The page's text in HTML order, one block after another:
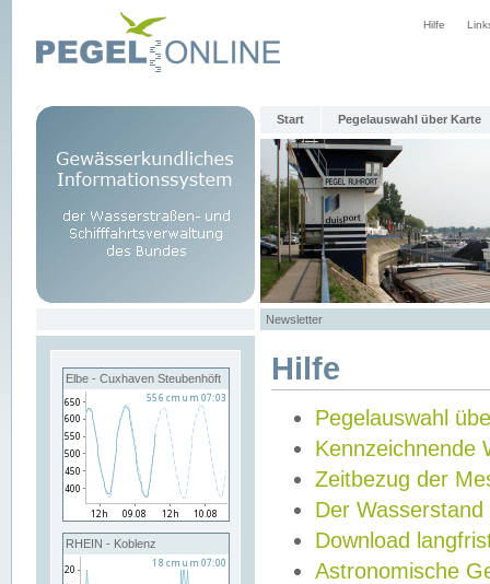
Hilfe
Start Pegelauswahl über Karte
Newsletter
Elbe - Cuxhaven Steubenhöft
RHEIN - Koblenz
Hilfe
Pegelauswahl
Kennzeichnende
Zeitbezug der
Der Wasserstand
Download
Astronomische